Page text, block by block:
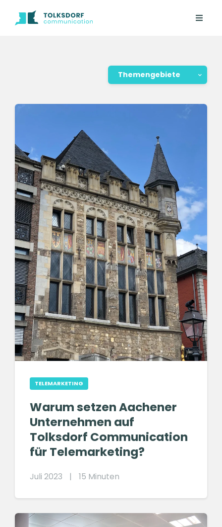
Themengebiete
TELEMARKETING
Warum setzen Aachener
Unternehmen auf
Tolksdorf Communication
für Telemarketing?
Juli 2023 | 15 Minuten